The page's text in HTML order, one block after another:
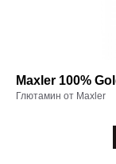
Maxler 100%
Глютамин от Maxler